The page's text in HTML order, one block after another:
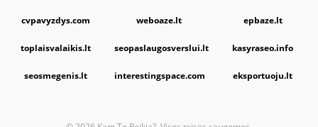
cvpavyzdys.com weboaze.lt epbaze.lt
toplaisvalaikis.lt seopaslaugosverslui.lt kasyraseo.info
seosmegenis.lt interestingspace.com eksportuoju.lt